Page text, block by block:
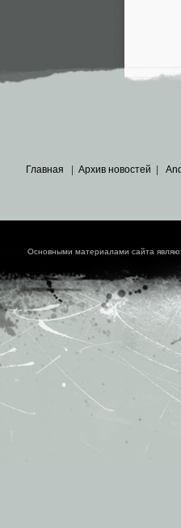
Главная Архив новостей
Основными материалами сайта